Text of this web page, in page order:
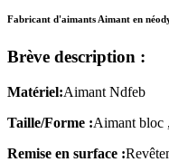
Fabricant d'aimants Aimant en
Brève description :
Matériel:Aimant Ndfeb
Taille/Forme :Aimant bloc
Remise en surface :